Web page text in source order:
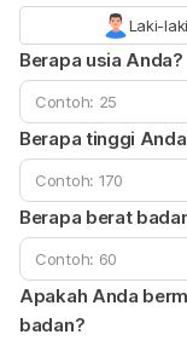
Laki-laki
Berapa usia Anda?
Berapa tinggi
Berapa berat
Apakah Anda
badan?